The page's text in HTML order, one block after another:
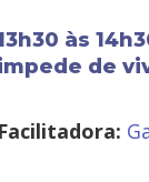
às
de